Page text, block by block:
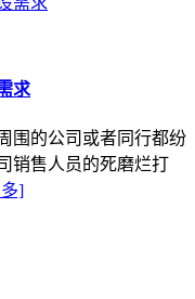
求
围的公司或者同行都纷
]